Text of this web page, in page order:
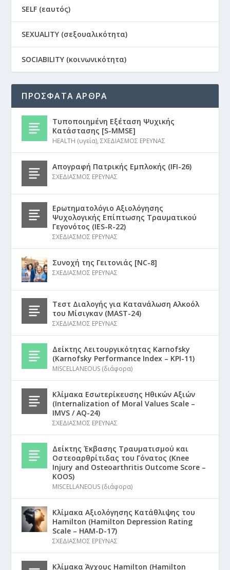
SELF (εαυτός)
SEXUALITY (σεξουαλικότητα)
SOCIABILITY (κοινωνικότητα)
ΠΡΟΣΦΑΤΑ ΑΡΘΡΑ
Τυποποιημένη Εξέταση Ψυχικής
Κατάστασης [S-MMSE]
HEALTH (υγεία),ΣΧΕΔΙΑΣΜΟΣ ΕΡΕΥΝΑΣ
Απογραφή Πατρικής Εμπλοκής (IFI-26)
ΣΧΕΔΙΑΣΜΟΣ ΕΡΕΥΝΑΣ
Ερωτηματολόγιο Αξιολόγησης
Ψυχολογικής Επίπτωσης Τραυματικού
Γεγονότος (IES-R-22)
ΣΧΕΔΙΑΣΜΟΣ ΕΡΕΥΝΑΣ
Συνοχή της Γειτονιάς [NC-8]
ΣΧΕΔΙΑΣΜΟΣ ΕΡΕΥΝΑΣ
Τεστ Διαλογής για Κατανάλωση Αλκοόλ
του Μίσιγκαν (MAST-24)
ΣΧΕΔΙΑΣΜΟΣ ΕΡΕΥΝΑΣ
Δείκτης Λειτουργικότητας Karnofsky
(Karnofsky Performance Index – KPI-11)
MISCELLANEOUS (διάφορα)
Κλίμακα Εσωτερίκευσης Ηθικών Αξιών
(Internalization of Moral Values Scale –
IMVS / AQ-24)
ΣΧΕΔΙΑΣΜΟΣ ΕΡΕΥΝΑΣ
Δείκτης Έκβασης Τραυματισμού και
Οστεοαρθρίτιδας του Γόνατος (Knee
Injury and Osteoarthritis Outcome Score –
KOOS)
MISCELLANEOUS (διάφορα)
Κλίμακα Αξιολόγησης Κατάθλιψης του
Hamilton (Hamilton Depression Rating
Scale – HAM-D-17)
ΣΧΕΔΙΑΣΜΟΣ ΕΡΕΥΝΑΣ
Κλίμακα Άγχους Hamilton (Hamilton